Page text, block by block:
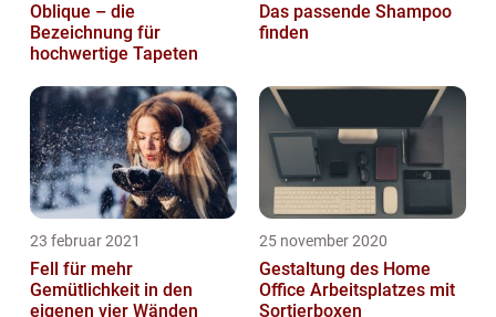
Oblique – die
Bezeichnung für
hochwertige Tapeten
Das passende Shampoo
finden
23 februar 2021
Fell für mehr
Gemütlichkeit in den
eigenen vier Wänden
25 november 2020
Gestaltung des Home
Office Arbeitsplatzes mit
Sortierboxen